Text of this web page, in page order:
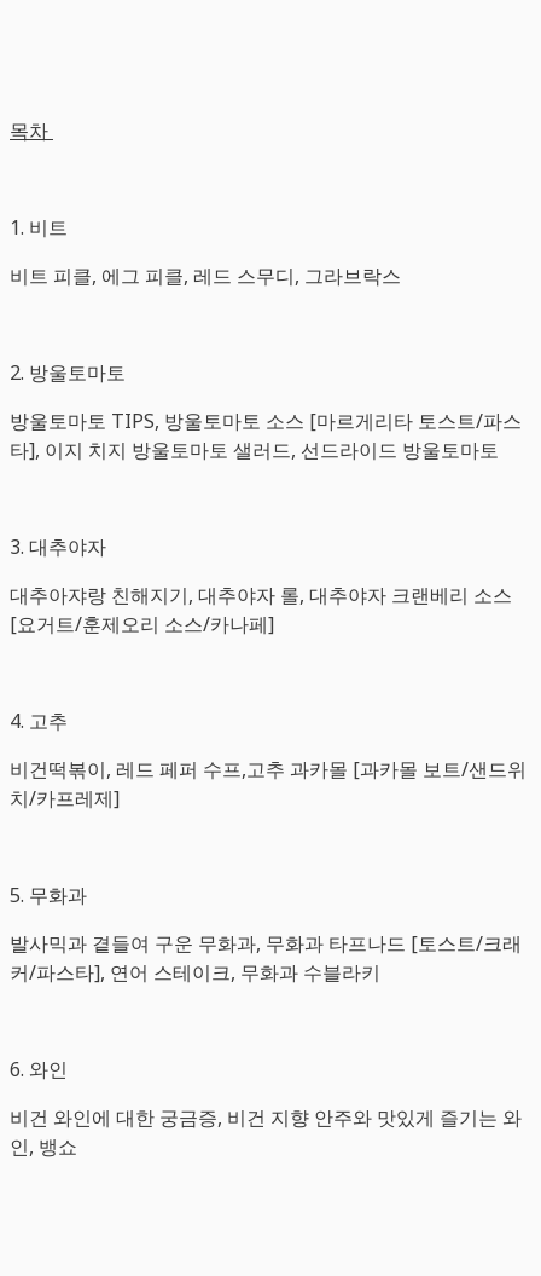
목차
1. 비트
비트 피클, 에그 피클, 레드 스무디, 그라브락스
2. 방울토마토
방울토마토 TIPS, 방울토마토 소스 [마르게리타 토스트/파스
타], 이지 치지 방울토마토 샐러드, 선드라이드 방울토마토
3. 대추야자
대추아쟈랑 친해지기, 대추야자 롤, 대추야자 크랜베리 소스
[요거트/훈제오리 소스/카나페]
4. 고추
비건떡볶이, 레드 페퍼 수프,고추 과카몰 [과카몰 보트/샌드위
치/카프레제]
5. 무화과
발사믹과 곁들여 구운 무화과, 무화과 타프나드 [토스트/크래
커/파스타], 연어 스테이크, 무화과 수블라키
6. 와인
비건 와인에 대한 궁금증, 비건 지향 안주와 맛있게 즐기는 와
인, 뱅쇼